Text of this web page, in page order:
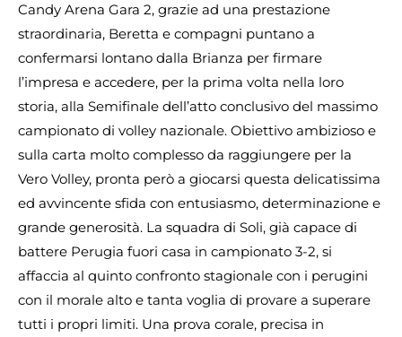
Candy Arena Gara 2, grazie ad una prestazione
straordinaria, Beretta e compagni puntano a
confermarsi lontano dalla Brianza per firmare
l’impresa e accedere, per la prima volta nella loro
storia, alla Semifinale dell’atto conclusivo del massimo
campionato di volley nazionale. Obiettivo ambizioso e
sulla carta molto complesso da raggiungere per la
Vero Volley, pronta però a giocarsi questa delicatissima
ed avvincente sfida con entusiasmo, determinazione e
grande generosità. La squadra di Soli, già capace di
battere Perugia fuori casa in campionato 3-2, si
affaccia al quinto confronto stagionale con i perugini
con il morale alto e tanta voglia di provare a superare
tutti i propri limiti. Una prova corale, precisa in